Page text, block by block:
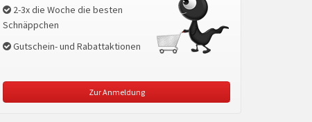
2-3x die Woche die besten
Schnäppchen
Gutschein- und Rabattaktionen
Zur Anmeldung